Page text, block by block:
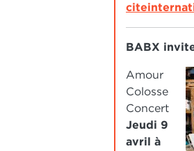
BABX
Amour
Colosse
Concert
Jeudi 9
avril à